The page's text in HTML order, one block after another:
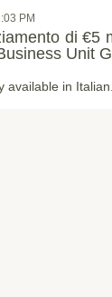
PM
di €5
Unit
available in